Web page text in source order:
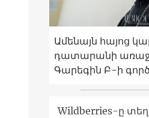
Ամենայն հայոց
դատարանի առաջ․
Գարեգին Բ-ի
Wildberries-ը